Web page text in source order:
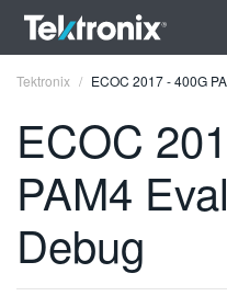
ENGLISH
FRANÇAIS
Tektronix ECOC 2017 - 400G
ECOC
PAM4
Debug